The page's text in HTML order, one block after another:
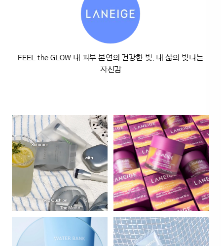
FEEL the GLOW 내 피부 본연의 건강한 빛, 내 삶의 빛나는
자신감